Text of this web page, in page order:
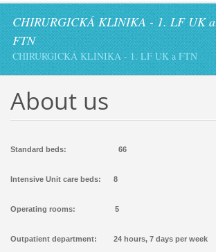
CHIRURGICKÁ KLINIKA - 1. LF UK a
FTN
CHIRURGICKÁ KLINIKA - 1. LF UK a FTN
About us
Standard beds: 66
Intensive Unit care beds: 8
Operating rooms: 5
Outpatient department: 24 hours, 7 days per week